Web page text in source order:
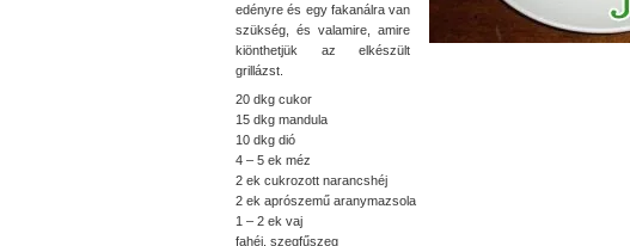
edényre és egy fakanálra van
szükség, és valamire, amire
kiönthetjük az elkészült
grillázst.
20 dkg cukor
15 dkg mandula
10 dkg dió
4 – 5 ek méz
2 ek cukrozott narancshéj
2 ek aprószemű aranymazsola
1 – 2 ek vaj
fahéj, szegfűszeg